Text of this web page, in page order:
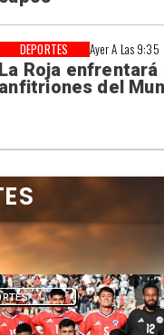
Ayer A Las 9:35
La Roja enfrentará
anfitriones del
DEPORTES